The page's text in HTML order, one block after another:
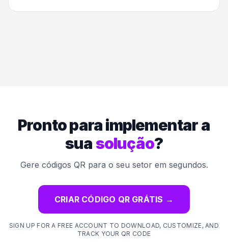
Pronto para implementar a
suasolução?
Gere códigos QR para o seu setor em segundos.
CRIAR CÓDIGO QR GRÁTIS →
SIGN UP FOR A FREE ACCOUNT TO DOWNLOAD, CUSTOMIZE, AND
TRACK YOUR QR CODE